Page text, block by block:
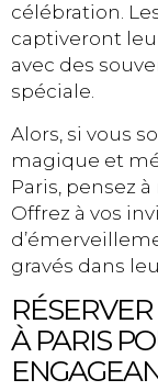
célébration.
captiveront
avec des
spéciale.
Alors, si vous
magique et
Paris, pensez
Offrez à vos
gravés dans
À PARIS